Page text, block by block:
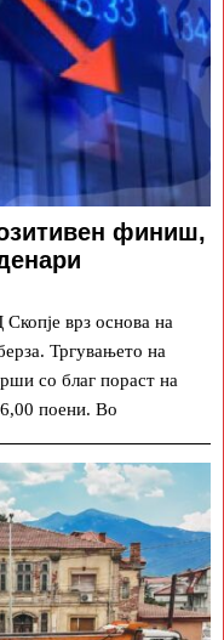
финиш,
врз основа на
Тргувањето на
со благ пораст на
поени. Во